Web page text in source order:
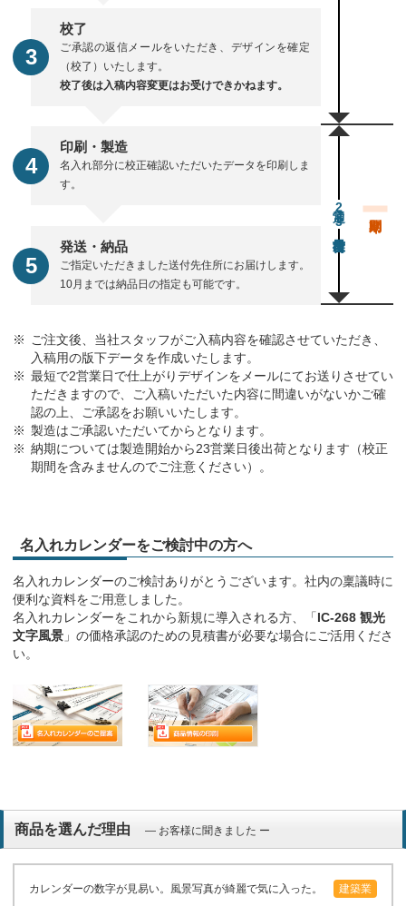
校了
ご承認の返信メールをいただき、デザインを確定
（校了）いたします。
校了後は入稿内容変更はお受けできかねます。
印刷・製造
名入れ部分に校正確認いただいたデータを印刷しま
す。
発送・納品
ご指定いただきました送付先住所にお届けします。
10月までは納品日の指定も可能です。
通常23営業日後出荷
ご注文後、当社スタッフがご入稿内容を確認させていただき、
入稿用の版下データを作成いたします。
最短で2営業日で仕上がりデザインをメールにてお送りさせてい
ただきますので、ご入稿いただいた内容に間違いがないかご確
認の上、ご承認をお願いいたします。
製造はご承認いただいてからとなります。
納期については製造開始から23営業日後出荷となります（校正
期間を含みませんのでご注意ください）。
名入れカレンダーをご検討中の方へ
名入れカレンダーのご検討ありがとうございます。社内の稟議時に
便利な資料をご用意しました。
名入れカレンダーをこれから新規に導入される方、「IC-268 観光
文字風景 」の価格承認のための見積書が必要な場合にご活用くださ
い。
商品を選んだ理由 ― お客様に聞きました ー
カレンダーの数字が見易い。風景写真が綺麗で気に入った。 建築業